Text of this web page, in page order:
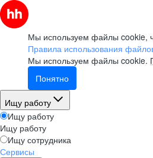
Мы используем файлы cookie,
Правила использования
Мы используем файлы cookie.
Понятно
Ищу работу
Ищу работу
Ищу работу
Ищу сотрудника
Сервисы